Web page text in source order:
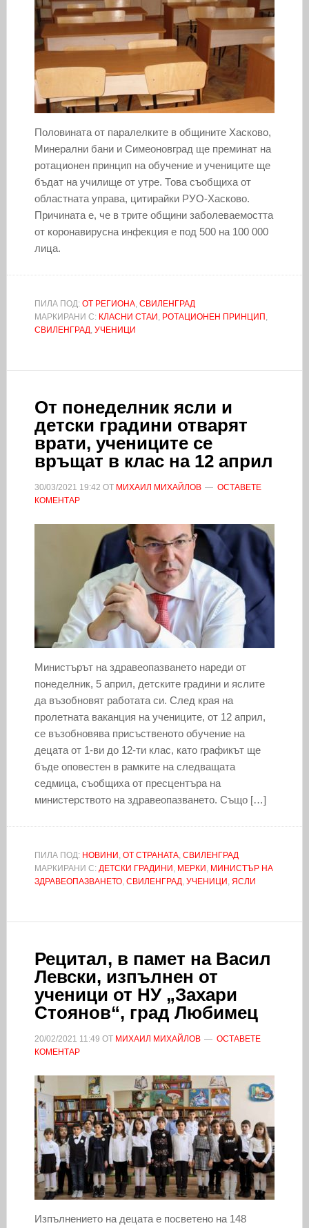
Половината от паралелките в общините Хасково,
Минерални бани и Симеоновград ще преминат на
ротационен принцип на обучение и учениците ще
бъдат на училище от утре. Това съобщиха от
областната управа, цитирайки РУО-Хасково.
Причината е, че в трите общини заболеваемостта
от коронавирусна инфекция е под 500 на 100 000
лица.
ПИЛА ПОД: ОТ РЕГИОНА, СВИЛЕНГРАД
МАРКИРАНИ С: КЛАСНИ СТАИ , РОТАЦИОНЕН ПРИНЦИП ,
СВИЛЕНГРАД, УЧЕНИЦИ
От понеделник ясли и
детски градини отварят
врати, учениците се
връщат в клас на 12 април
30/03/2021 19:42 ОТ МИХАИЛ МИХАЙЛОВ
ОСТАВЕТЕ
КОМЕНТАР
Министърът на здравеопазването нареди от
понеделник, 5 април, детските градини и яслите
да възобновят работата си. След края на
пролетната ваканция на учениците, от 12 април,
се възобновява присъственото обучение на
децата от 1-ви до 12-ти клас, като графикът ще
бъде оповестен в рамките на следващата
седмица, съобщиха от пресцентъра на
министерството на здравеопазването. Също […]
ПИЛА ПОД: НОВИНИ , ОТ СТРАНАТА, СВИЛЕНГРАД
МАРКИРАНИ С: ДЕТСКИ ГРАДИНИ , МЕРКИ , МИНИСТЪР НА
ЗДРАВЕОПАЗВАНЕТО, СВИЛЕНГРАД, УЧЕНИЦИ , ЯСЛИ
Рецитал, в памет на Васил
Левски, изпълнен от
ученици от НУ „Захари
Стоянов“, град Любимец
20/02/2021 11:49 ОТ МИХАИЛ МИХАЙЛОВ
ОСТАВЕТЕ
КОМЕНТАР
Изпълнението на децата е посветено на 148